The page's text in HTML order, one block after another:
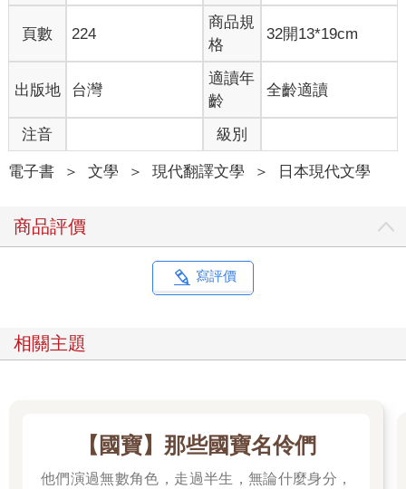
接著，《涉世錄》又列舉了一長串邪惡異獸的名稱，還有這些妖
「赤蛇落地，鬼名大扶。」
「狗行反耳，鬼名大陽。」
「狐狸作聲，鬼名懷珠。」
「血汙人衣，鬼名游光。」
對於食夢貘，書中更記載道：「凡有此怪則呼鬼名，其怪忽自
並無相關。在日本，貘這種動物本身就給人一種食夢的普遍印
就能發揮神力，人們睡覺時便不會作噩夢。不過，如今已經很難
貘的古老咒語仍十分常見，人們會喊道：「食夢貘，吃吧！吃掉
我的噩夢！」若從噩夢中驚醒、或是作了不祥的夢，醒來後就必
頁數 224
商品規
格
32開13*19cm
出版地 台灣
適讀年
齡
全齡適讀
注音 級別
電子書 ＞ 文學 ＞ 現代翻譯文學 ＞ 日本現代文學
商品評價
寫評價
相關主題
【國寶】那些國寶名伶們
他們演過無數角色，走過半生，無論什麼身分，